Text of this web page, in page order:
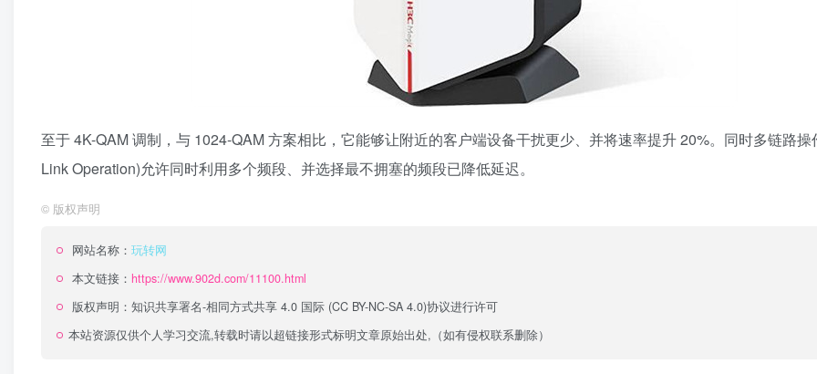
至于 4K-QAM 调制，与 1024-QAM 方案相比，它能够让附近的客户端设备干扰更少、并将速率提升 20%。同时多链路操
Link Operation)允许同时利用多个频段、并选择最不拥塞的频段已降低延迟。
© 版权声明
网站名称： 玩转网
本文链接： https://www.902d.com/11100.html
版权声明： 知识共享署名-相同方式共享 4.0 国际 (CC BY-NC-SA 4.0)协议进行许可
本站资源仅供个人学习交流,转载时请以超链接形式标明文章原始出处,（如有侵权联系删除）